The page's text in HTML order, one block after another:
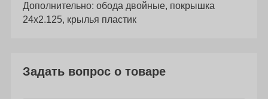
Дополнительно: обода двойные, покрышка
24х2.125, крылья пластик
Задать вопрос о товаре